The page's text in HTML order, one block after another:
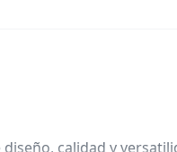
calidad y